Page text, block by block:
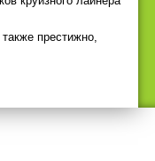
престижно,